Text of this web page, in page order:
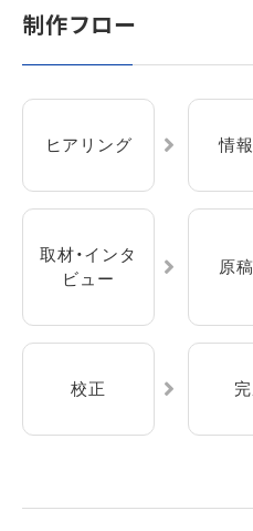
制作フロー
ヒアリング 情
取材・インタ
ビュー
原
校正